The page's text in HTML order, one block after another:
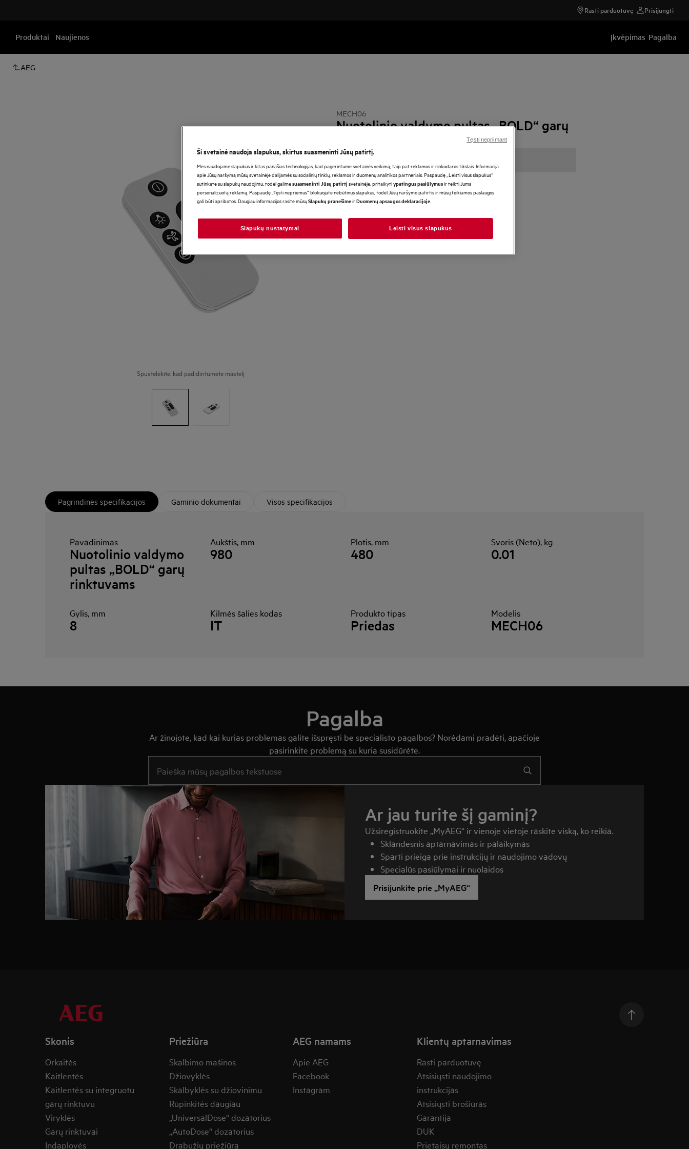
Rasti parduotuvę Prisijungti
Produktai Naujienos Įkvėpimas Pagalba
AEG
Spustelėkite, kad padidintumėte mastelį
MECH06
Nuotolinio valdymo pultas „BOLD“ garų
Pagrindinės specifikacijos Gaminio dokumentai Visos specifikacijos
Pavadinimas
Nuotolinio valdymo
pultas „BOLD“ garų
rinktuvams
Aukštis, mm
980
Plotis, mm
480
Svoris (Neto), kg
0.01
Gylis, mm
8
Kilmės šalies kodas
IT
Produkto tipas
Priedas
Modelis
MECH06
Pagalba
Ar žinojote, kad kai kurias problemas galite išspręsti be specialisto pagalbos? Norėdami pradėti, apačioje
pasirinkite problemą su kuria susidūrėte.
Ar jau turite šį gaminį?
Užsiregistruokite „MyAEG“ ir vienoje vietoje raskite viską, ko reikia.
Sklandesnis aptarnavimas ir palaikymas
Sparti prieiga prie instrukcijų ir naudojimo vadovų
Specialūs pasiūlymai ir nuolaidos
Prisijunkite prie „MyAEG“
Skonis
Orkaitės
Kaitlentės
Kaitlentės su integruotu
garų rinktuvu
Viryklės
Garų rinktuvai
Indaplovės
Priežiūra
Skalbimo mašinos
Džiovyklės
Skalbyklės su džiovinimu
Rūpinkitės daugiau
„UniversalDose“ dozatorius
„AutoDose“ dozatorius
Drabužių priežiūra
AEG namams
Apie AEG
Facebook
Instagram
Klientų aptarnavimas
Rasti parduotuvę
Atsisiųsti naudojimo
instrukcijas
Atsisiųsti brošiūras
Garantija
DUK
Prietaisų remontas
Ši svetainė naudoja slapukus, skirtus suasmeninti Jūsų patirtį.
Mes naudojame slapukus ir kitas panašias technologijas, kad pagerintume svetainės veikimą, taip pat reklamos ir rinkodaros tikslais. Informacija
apie Jūsų naršymą mūsų svetainėje dalijamės su socialinių tinklų, reklamos ir duomenų analitikos partneriais. Paspaudę „Leisti visus slapukus“
sutinkate su slapukų naudojimu, todėl galimesuasmeninti Jūsų patirtį svetainėje, pritaikytiypatingus pasiūlymusir teikti Jums
personalizuotą reklamą. Paspaudę „Tęsti nepriėmus“ blokuojate nebūtinus slapukus, todėl Jūsų naršymo patirtis ir mūsų teikiamos paslaugos
gali būti apribotos. Daugiau informacijos rasite mūsųSlapukų pranešimeirDuomenų apsaugos deklaracijoje
Slapukų nustatymai Leisti visus slapukus
Tęsti nepriimant